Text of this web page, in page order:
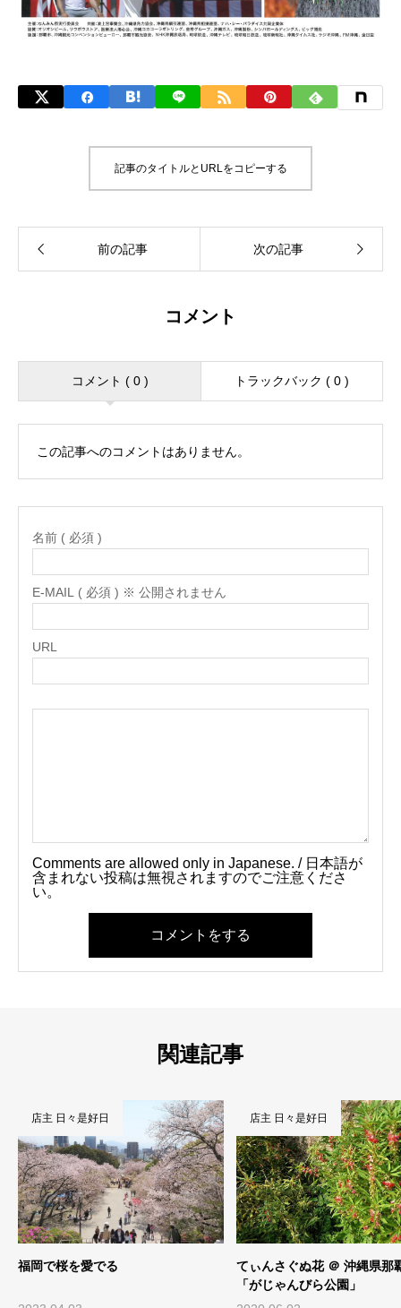
記事のタイトルとURLをコピーする
コメント
コメント ( 0 ) トラックバック ( 0 )
この記事へのコメントはありません。
名前 ( 必須 )
E-MAIL ( 必須 ) ※ 公開されません
URL
Comments are allowed only in Japanese. / 日本語が
含まれない投稿は無視されますのでご注意くださ
い。
コメントをする
関連記事
福岡で桜を愛でる
店主 日々是好日
てぃんさぐぬ花 ＠ 沖縄県那
「がじゃんびら公園」
店主 日々是好日